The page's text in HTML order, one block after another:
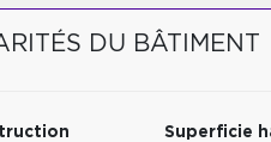
DU BÂTIMENT
Superficie